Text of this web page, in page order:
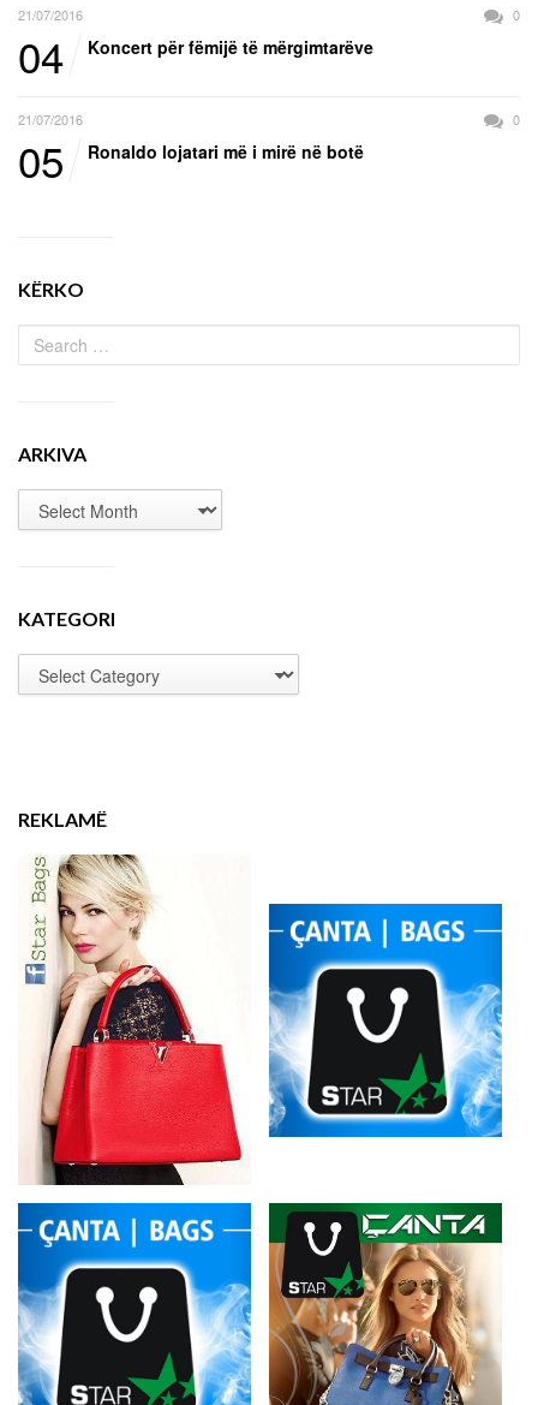
21/07/2016 0
04 Koncert për fëmijë të mërgimtarëve
21/07/2016 0
05 Ronaldo lojatari më i mirë në botë
KËRKO
ARKIVA
KATEGORI
REKLAMË